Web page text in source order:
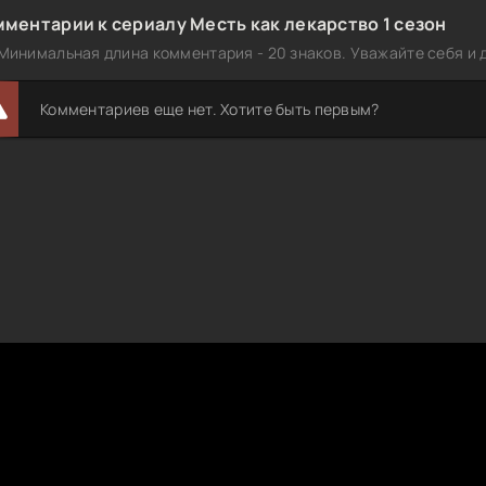
к сериалу Месть как лекарство 1 сезон
длина комментария - 20 знаков. Уважайте себя и
Комментариев еще нет. Хотите быть первым?